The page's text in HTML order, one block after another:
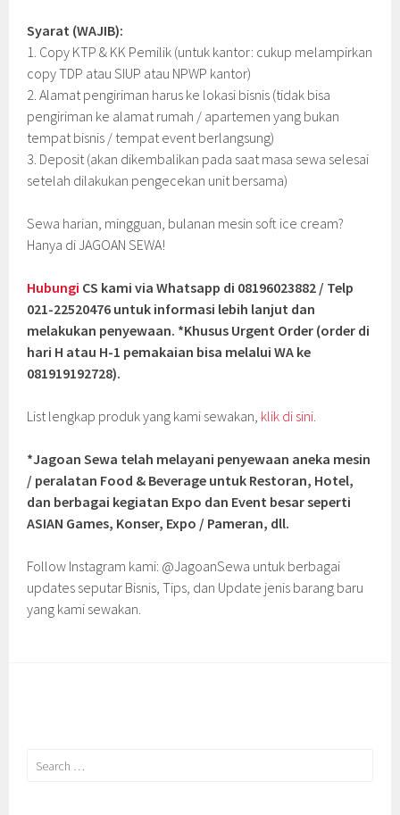
Syarat (WAJIB):
1. Copy KTP & KK Pemilik (untuk kantor: cukup melampirkan
copy TDP atau SIUP atau NPWP kantor)
2. Alamat pengiriman harus ke lokasi bisnis (tidak bisa
pengiriman ke alamat rumah / apartemen yang bukan
tempat bisnis / tempat event berlangsung)
3. Deposit (akan dikembalikan pada saat masa sewa selesai
setelah dilakukan pengecekan unit bersama)
Sewa harian, mingguan, bulanan mesin soft ice cream?
Hanya di JAGOAN SEWA!
Hubungi CS kami via Whatsapp di 08196023882 / Telp
021-22520476 untuk informasi lebih lanjut dan
melakukan penyewaan. *Khusus Urgent Order (order di
hari H atau H-1 pemakaian bisa melalui WA ke
081919192728).
List lengkap produk yang kami sewakan, klik di sini.
*Jagoan Sewa telah melayani penyewaan aneka mesin
/ peralatan Food & Beverage untuk Restoran, Hotel,
dan berbagai kegiatan Expo dan Event besar seperti
ASIAN Games, Konser, Expo / Pameran, dll.
Follow Instagram kami: @JagoanSewa untuk berbagai
updates seputar Bisnis, Tips, dan Update jenis barang baru
yang kami sewakan.
Search